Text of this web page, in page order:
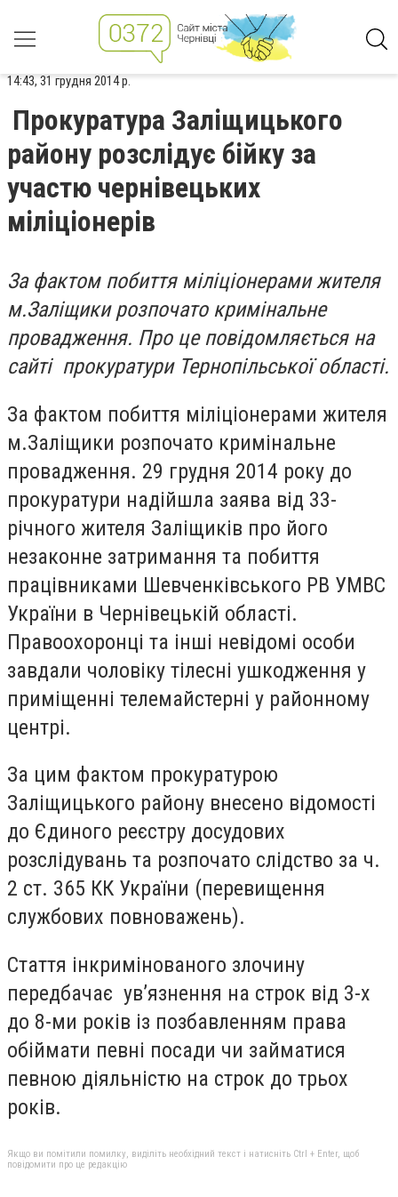
14:43, 31 грудня 2014 р.
Прокуратура Заліщицького
району розслідує бійку за
участю чернівецьких
міліціонерів
За фактом побиття міліціонерами жителя
м.Заліщики розпочато кримінальне
провадження. Про це повідомляється на
сайті прокуратури Тернопільської області.
За фактом побиття міліціонерами жителя
м.Заліщики розпочато кримінальне
провадження. 29 грудня 2014 року до
прокуратури надійшла заява від 33-
річного жителя Заліщиків про його
незаконне затримання та побиття
працівниками Шевченківського РВ УМВС
України в Чернівецькій області.
Правоохоронці та інші невідомі особи
завдали чоловіку тілесні ушкодження у
приміщенні телемайстерні у районному
центрі.
За цим фактом прокуратурою
Заліщицького району внесено відомості
до Єдиного реєстру досудових
розслідувань та розпочато слідство за ч.
2 ст. 365 КК України (перевищення
службових повноважень).
Стаття інкримінованого злочину
передбачає ув’язнення на строк від 3-х
до 8-ми років із позбавленням права
обіймати певні посади чи займатися
певною діяльністю на строк до трьох
років.
Якщо ви помітили помилку, виділіть необхідний текст і натисніть Ctrl + Enter, щоб
повідомити про це редакцію